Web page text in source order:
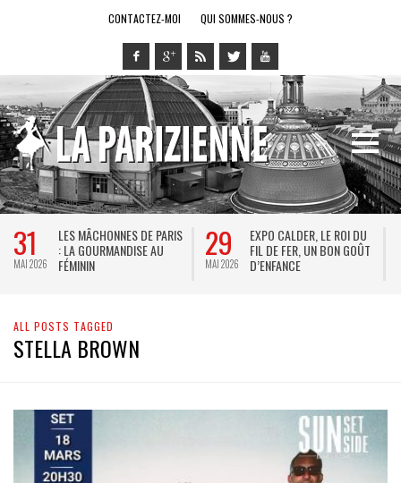
CONTACTEZ-MOI QUI SOMMES-NOUS ?
31
MAI 2026
LES MÂCHONNES DE PARIS
: LA GOURMANDISE AU
FÉMININ
29
MAI 2026
EXPO CALDER, LE ROI DU
FIL DE FER, UN BON GOÛT
D’ENFANCE
ALL POSTS TAGGED
STELLA BROWN